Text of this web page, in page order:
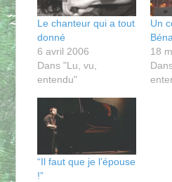
Le chanteur qui a tout
donné
6 avril 2006
Dans "Lu, vu,
entendu"
Un
18
“Il faut que je l’épouse
!”